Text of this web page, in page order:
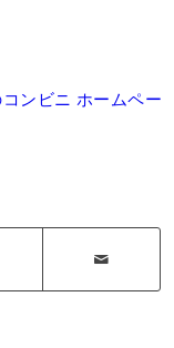
ンビニ ホームペー